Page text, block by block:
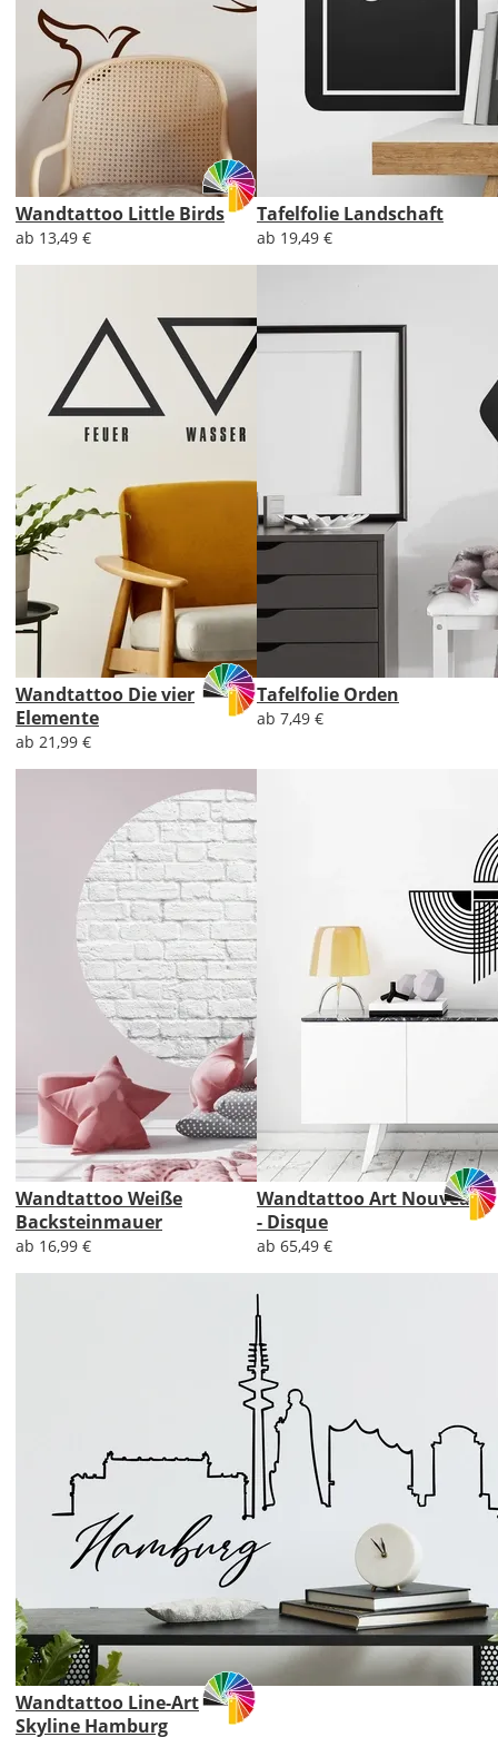
Wandtattoo Little Birds
ab 13,49 €
Tafelfolie Landschaft
ab 19,49 €
Wandtattoo Die vier
Elemente
ab 21,99 €
Tafelfolie Orden
ab 7,49 €
Wandtattoo Weiße
Backsteinmauer
ab 16,99 €
Wandtattoo Art Nouveau
- Disque
ab 65,49 €
Wandtattoo Line-Art
Skyline Hamburg